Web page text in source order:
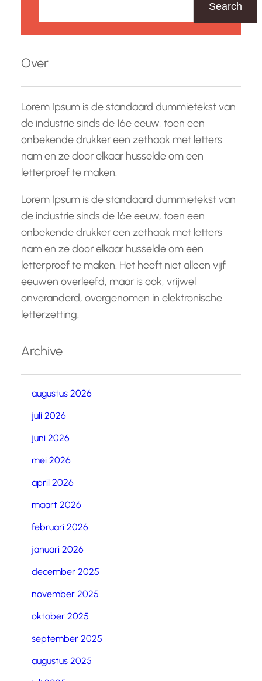
k
n
Search
Over
Lorem Ipsum is de standaard dummietekst van
de industrie sinds de 16e eeuw, toen een
onbekende drukker een zethaak met letters
nam en ze door elkaar husselde om een
letterproef te maken.
Lorem Ipsum is de standaard dummietekst van
de industrie sinds de 16e eeuw, toen een
onbekende drukker een zethaak met letters
nam en ze door elkaar husselde om een
letterproef te maken. Het heeft niet alleen vijf
eeuwen overleefd, maar is ook, vrijwel
onveranderd, overgenomen in elektronische
letterzetting.
Archive
augustus 2026
juli 2026
juni 2026
mei 2026
april 2026
maart 2026
februari 2026
januari 2026
december 2025
november 2025
oktober 2025
september 2025
augustus 2025